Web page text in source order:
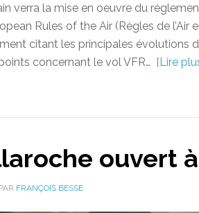
verra la mise en oeuvre du
Rules of the Air (Règles de l’Air
citant les principales évolutions
concernant le vol VFR… [Lire
ouvert à
PAR FRANÇOIS BESSE